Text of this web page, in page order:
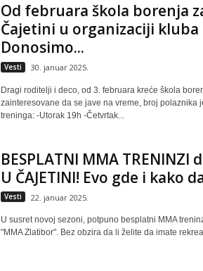
Od februara škola borenja
Čajetini u organizaciji
Donosimo...
Vesti 30. januar 2025.
Dragi roditelji i deco, od 3. februara kreće škola
zainteresovane da se jave na vreme, broj polaznika
treninga: -Utorak 19h -Četvrtak...
BESPLATNI MMA
U ČAJETINI! Evo gde i kako
Vesti 22. januar 2025.
U susret novoj sezoni, potpuno besplatni MMA
"MMA Zlatibor". Bez obzira da li želite da imate